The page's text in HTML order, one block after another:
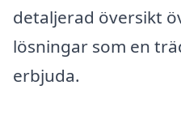
detaljerad översikt
lösningar som en
erbjuda.